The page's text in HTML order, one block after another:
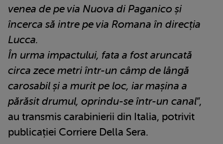
venea de pe via Nuova di Paganico și
încerca să intre pe via Romana în direcția
Lucca.
În urma impactului, fata a fost aruncată
circa zece metri într-un câmp de lângă
carosabil și a murit pe loc, iar mașina a
părăsit drumul, oprindu-se într-un canal”,
au transmis carabinierii din Italia, potrivit
publicației Corriere Della Sera.